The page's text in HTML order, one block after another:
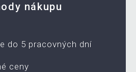
nákupu
do 5 pracovných dní
ceny